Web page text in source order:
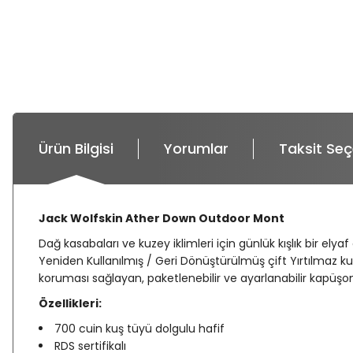
Ürün Bilgisi Yorumlar Taksit
Jack Wolfskin Ather Down Outdoor Mont
Dağ kasabaları ve kuzey iklimleri için günlük kışlık bir
Yeniden Kullanılmış / Geri Dönüştürülmüş çift
koruması sağlayan, paketlenebilir ve ayarlanabilir
Özellikleri:
700 cuin kuş tüyü dolgulu hafif
RDS sertifikalı